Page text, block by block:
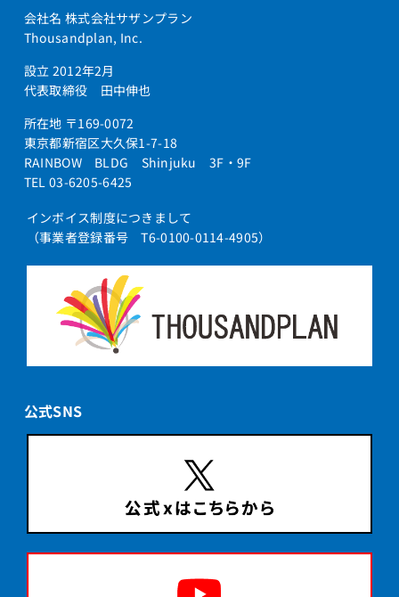
会社名 株式会社サザンプラン
Thousandplan, Inc.
設立 2012年2月
代表取締役 田中伸也
所在地 〒169-0072
東京都新宿区大久保1-7-18
RAINBOW BLDG Shinjuku 3F・9F
TEL 03-6205-6425
インボイス制度につきまして
（事業者登録番号 T6-0100-0114-4905）
公式SNS